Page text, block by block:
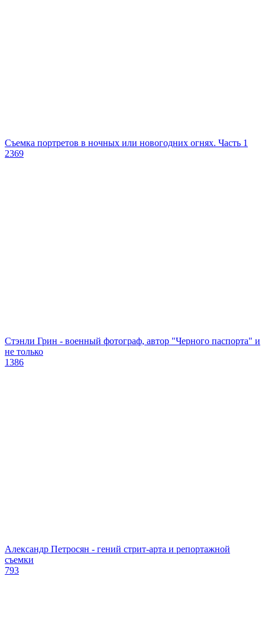
Съемка портретов в ночных или новогодних огнях. Часть 1
2369
Стэнли Грин - военный фотограф, автор "Черного паспорта" и
не только
1386
Александр Петросян - гений стрит-арта и репортажной
съемки
793